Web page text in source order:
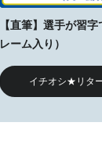
【直筆】選手が習
レーム入り）
イチオシ★リタ